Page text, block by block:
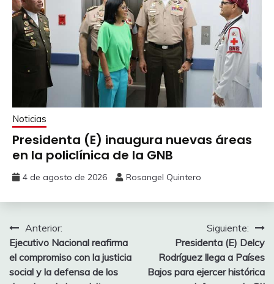
Noticias
Presidenta (E) inaugura nuevas áreas
en la policlínica de la GNB
4 de agosto de 2026 Rosangel Quintero
Anterior:
Ejecutivo Nacional reafirma
el compromiso con la justicia
social y la defensa de los
Siguiente:
Presidenta (E) Delcy
Rodríguez llega a Países
Bajos para ejercer histórica